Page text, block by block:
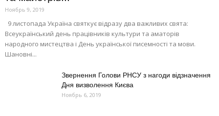
Ноябрь 9, 2019
9 листопада Україна святкує відразу два важливих свята:
Всеукраїнський день працівників культури та аматорів
народного мистецтва і День української писемності та мови.
Шановні...
Звернення Голови РНСУ з нагоди відзначення
Дня визволення Києва
Ноябрь 6, 2019